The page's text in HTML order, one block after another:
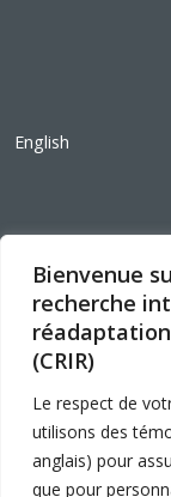
Bienvenue
recherche
(CRIR)
Le respect de
utilisons des
anglais) pour
que pour
English